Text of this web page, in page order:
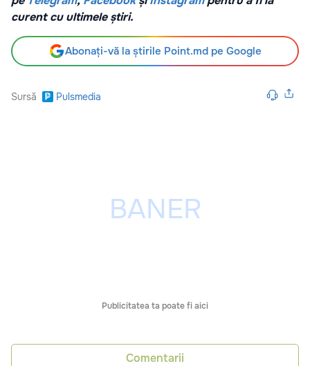
curent cu ultimele știri.
Abonați-vă la știrile Point.md pe Google
Sursă Pulsmedia
Publicitatea ta poate fi aici
Comentarii